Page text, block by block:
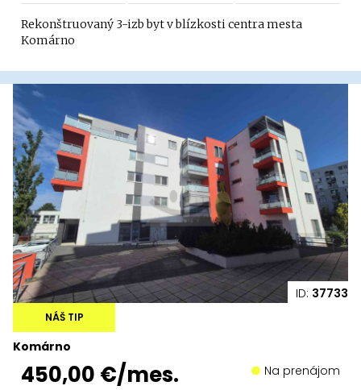
Rekonštruovaný 3-izb byt v blízkosti centra mesta
Komárno
ID: 37733
Komárno
NÁŠ TIP
450,00 €/mes. Na prenájom